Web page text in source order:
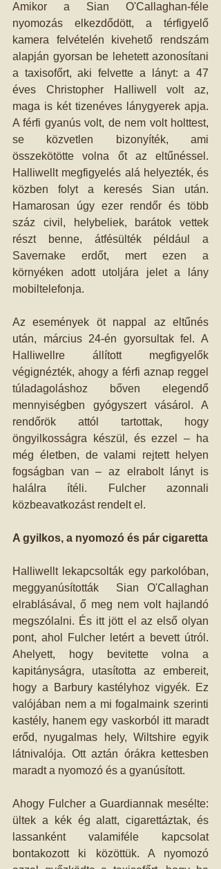
Amikor a Sian O'Callaghan-féle
nyomozás elkezdődött, a térfigyelő
kamera felvételén kivehető rendszám
alapján gyorsan be lehetett azonosítani
a taxisofőrt, aki felvette a lányt: a 47
éves Christopher Halliwell volt az,
maga is két tizenéves lánygyerek apja.
A férfi gyanús volt, de nem volt holttest,
se közvetlen bizonyíték, ami
összekötötte volna őt az eltűnéssel.
Halliwellt megfigyelés alá helyezték, és
közben folyt a keresés Sian után.
Hamarosan úgy ezer rendőr és több
száz civil, helybeliek, barátok vettek
részt benne, átfésülték például a
Savernake erdőt, mert ezen a
környéken adott utoljára jelet a lány
mobiltelefonja.
Az események öt nappal az eltűnés
után, március 24-én gyorsultak fel. A
Halliwellre állított megfigyelők
végignézték, ahogy a férfi aznap reggel
túladagoláshoz bőven elegendő
mennyiségben gyógyszert vásárol. A
rendőrök attól tartottak, hogy
öngyilkosságra készül, és ezzel – ha
még életben, de valami rejtett helyen
fogságban van – az elrabolt lányt is
halálra ítéli. Fulcher azonnali
közbeavatkozást rendelt el.
A gyilkos, a nyomozó és pár cigaretta
Halliwellt lekapcsolták egy parkolóban,
meggyanúsították  Sian O'Callaghan
elrablásával, ő meg nem volt hajlandó
megszólalni. És itt jött el az első olyan
pont, ahol Fulcher letért a bevett útról.
Ahelyett, hogy bevitette volna a
kapitányságra, utasította az embereit,
hogy a Barbury kastélyhoz vigyék. Ez
valójában nem a mi fogalmaink szerinti
kastély, hanem egy vaskorból itt maradt
erőd, nyugalmas hely, Wiltshire egyik
látnivalója. Ott aztán órákra kettesben
maradt a nyomozó és a gyanúsított.
Ahogy Fulcher a Guardiannak mesélte:
ültek a kék ég alatt, cigarettáztak, és
lassanként valamiféle kapcsolat
bontakozott ki közöttük. A nyomozó